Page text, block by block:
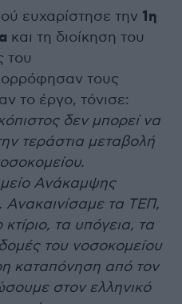
ευχαρίστησε την 1η
και τη διοίκηση του
του
τους
το έργο, τόνισε:
δεν μπορεί να
τεράστια μεταβολή
Ανάκαμψης
Ανακαινίσαμε τα ΤΕΠ,
τα υπόγεια, τα
του νοσοκομείου
καταπόνηση από τον
στον ελληνικό